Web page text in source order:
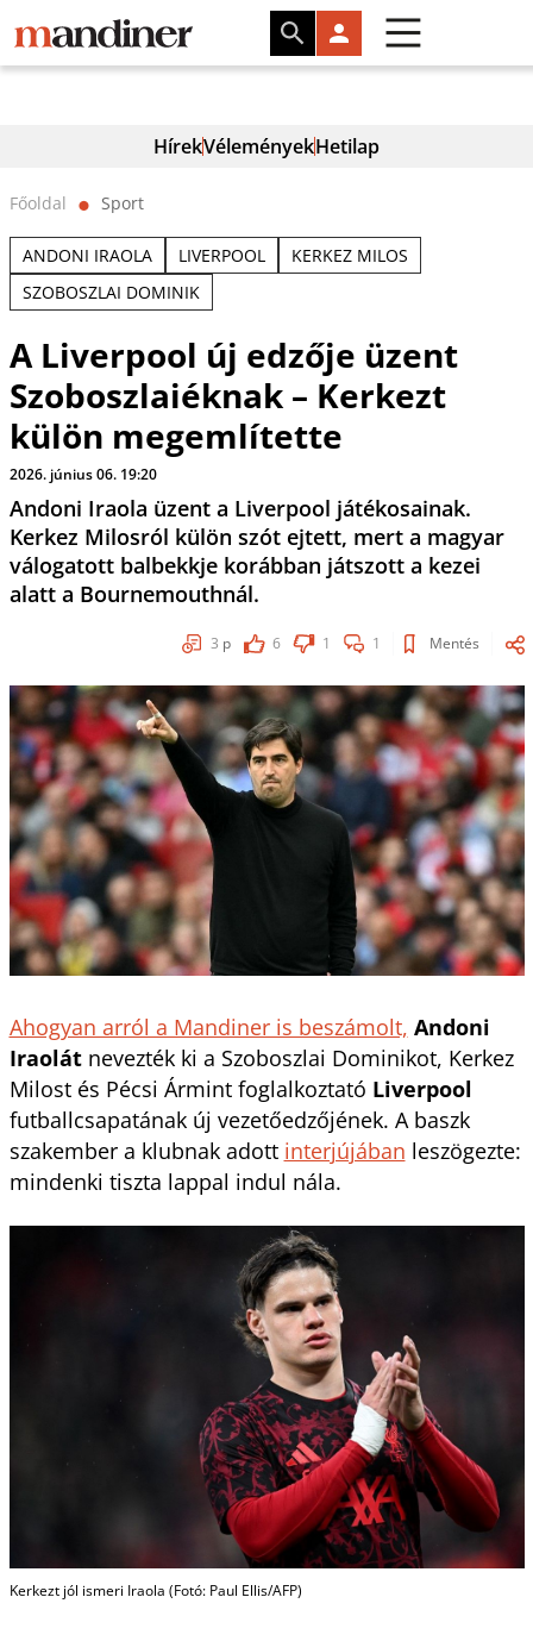
HírekVéleményekHetilap
Főoldal ⬤ Sport
ANDONI IRAOLA LIVERPOOL
KERKEZ MILOS
SZOBOSZLAI DOMINIK
A Liverpool új edzője üzent
Szoboszlaiéknak – Kerkezt
külön megemlítette
2026. június 06. 19:20
Andoni Iraola üzent a Liverpool játékosainak.
Kerkez Milosról külön szót ejtett, mert a magyar
válogatott balbekkje korábban játszott a kezei
alatt a Bournemouthnál.
3 p 6 1 1 Mentés
Ahogyan arról a Mandiner is beszámolt, Andoni
Iraolátnevezték ki a Szoboszlai Dominikot, Kerkez
Milost és Pécsi Ármint foglalkoztató Liverpool
futballcsapatának új vezetőedzőjének. A baszk
szakember a klubnak adott interjújában leszögezte:
mindenki tiszta lappal indul nála.
Kerkezt jól ismeri Iraola (Fotó: Paul Ellis/AFP)